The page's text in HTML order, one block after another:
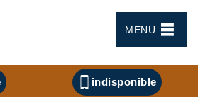
MENU
indisponible